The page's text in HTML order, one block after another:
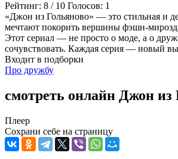
Рейтинг: 8 / 10 Голосов: 1
«Джон из Гольяново» — это стильная и
мечтают покорить вершины фэшн-
Этот сериал — не просто о моде, а о
сочувствовать. Каждая серия — новый
Входит в подборки
Про дружбу
смотреть онлайн Джон из
Плеер
Сохрани себе на страницу